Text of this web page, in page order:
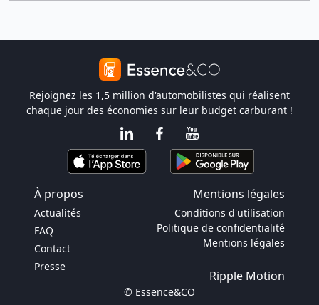
Rejoignez les 1,5 million d'automobilistes qui réalisent
chaque jour des économies sur leur budget carburant !
À propos Mentions légales
Actualités
FAQ
Contact
Presse
Conditions d'utilisation
Politique de confidentialité
Mentions légales
Ripple Motion
© Essence&CO